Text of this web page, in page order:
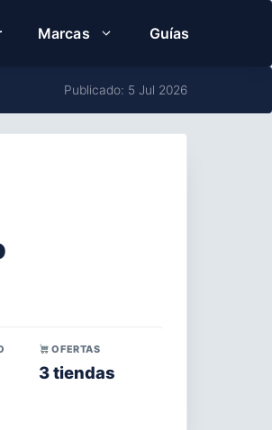
Marcas Guías
Publicado: 5 Jul 2026
OFERTAS
3 tiendas